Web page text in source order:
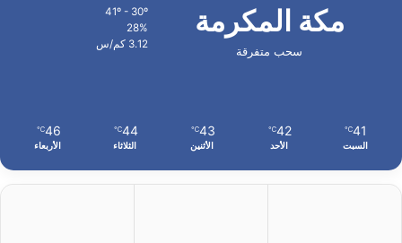
مكة المكرمة
سحب متفرقة
41º - 30º
28%
3.12 كم/س
41
℃
السبت
42
℃
الأحد
43
℃
الأثنين
44
℃
الثلاثاء
46
℃
الأربعاء